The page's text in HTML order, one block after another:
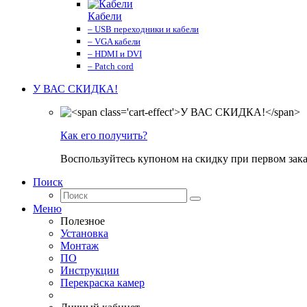
Кабели
– USB переходники и кабели
– VGA кабели
– HDMI и DVI
– Patch cord
У ВАС СКИДКА!
Как его получить?
Воспользуйтесь купоном на скидку при первом
Поиск
Меню
Полезное
Установка
Монтаж
ПО
Инструкции
Перекраска камер